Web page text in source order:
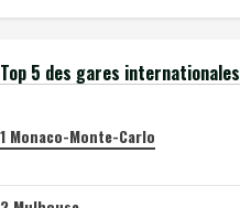
Top 5 des gares internationales
1 Monaco-Monte-Carlo